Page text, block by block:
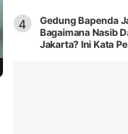
4
Gedung Bapenda
Bagaimana Nasib
Jakarta? Ini Kata